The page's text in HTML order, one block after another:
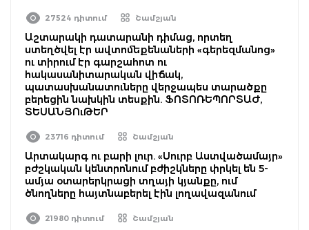
27524 դիտում Շամշյան
Աշտարակի դատարանի դիմաց, որտեղ
ստեղծվել էր ավտոմեքենաների «գերեզմանոց»
ու տիրում էր գարշահոտ ու
հակասանիտարական վիճակ,
պատասխանատուները վերջապես տարածքը
բերեցին նախկին տեսքին. ՖՈՏՈՌԵՊՈՐՏԱԺ,
ՏԵՍԱՆՅՈւԹԵՐ
23716 դիտում Շամշյան
Արտակարգ ու բարի լուր. «Սուրբ Աստվածամայր»
բժշկական կենտրոնում բժիշկները փրկել են 5-
ամյա օտարերկրացի տղայի կյանքը, ում
ծնողները հայտնաբերել էին լողավազանում
21980 դիտում Շամշյան